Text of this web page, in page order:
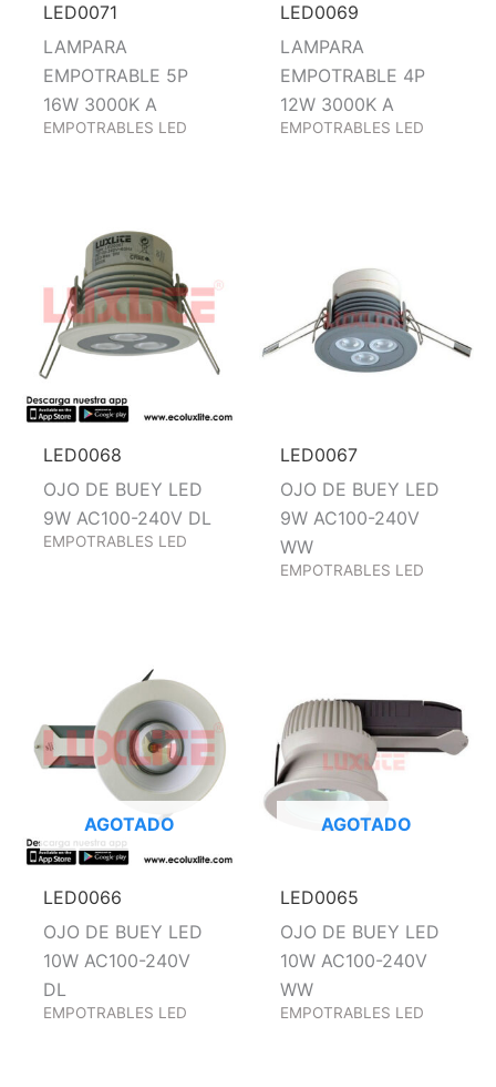
LED0071
LAMPARA
EMPOTRABLE 5P
16W 3000K A
EMPOTRABLES LED
LED0069
LAMPARA
EMPOTRABLE 4P
12W 3000K A
EMPOTRABLES LED
LED0068
OJO DE BUEY LED
9W AC100-240V DL
EMPOTRABLES LED
LED0067
OJO DE BUEY LED
9W AC100-240V
WW
EMPOTRABLES LED
AGOTADO
LED0066
OJO DE BUEY LED
10W AC100-240V
DL
EMPOTRABLES LED
AGOTADO
LED0065
OJO DE BUEY LED
10W AC100-240V
WW
EMPOTRABLES LED